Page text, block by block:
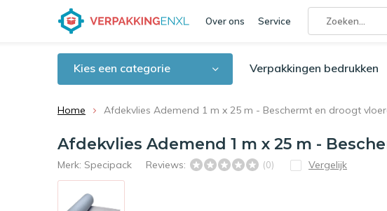
Over ons Service
Kies een categorie Verpakkingen bedrukken
Home Afdekvlies Ademend 1 m x 25 m - Beschermt en droogt
Afdekvlies Ademend 1 m x 25 m -
Merk: Specipack Reviews: (0) Vergelijk